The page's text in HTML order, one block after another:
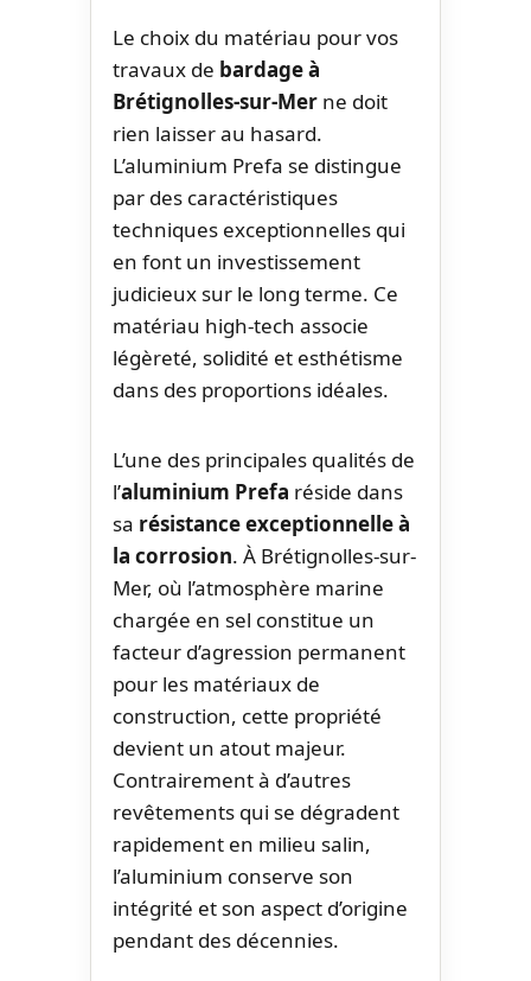
Le choix du matériau pour vos
travaux de bardage à
Brétignolles-sur-Mer ne doit
rien laisser au hasard.
L’aluminium Prefa se distingue
par des caractéristiques
techniques exceptionnelles qui
en font un investissement
judicieux sur le long terme. Ce
matériau high-tech associe
légèreté, solidité et esthétisme
dans des proportions idéales.
L’une des principales qualités de
l’aluminium Prefa réside dans
sa résistance exceptionnelle à
la corrosion. À Brétignolles-sur-
Mer, où l’atmosphère marine
chargée en sel constitue un
facteur d’agression permanent
pour les matériaux de
construction, cette propriété
devient un atout majeur.
Contrairement à d’autres
revêtements qui se dégradent
rapidement en milieu salin,
l’aluminium conserve son
intégrité et son aspect d’origine
pendant des décennies.